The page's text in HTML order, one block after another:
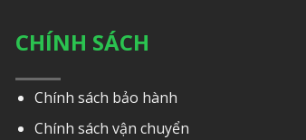
CHÍNH SÁCH
Chính sách bảo hành
Chính sách vận chuyển